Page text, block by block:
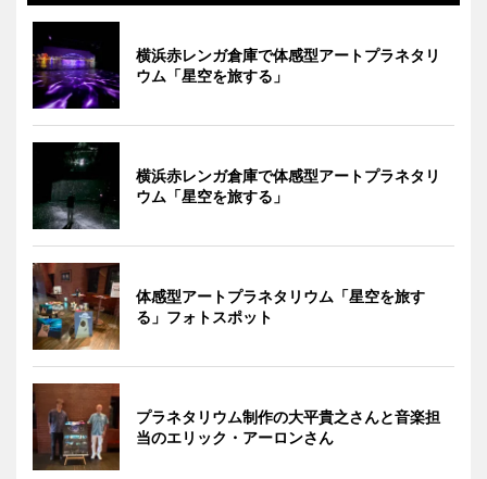
横浜赤レンガ倉庫で体感型アートプラネタリ
ウム「星空を旅する」
横浜赤レンガ倉庫で体感型アートプラネタリ
ウム「星空を旅する」
体感型アートプラネタリウム「星空を旅す
る」フォトスポット
プラネタリウム制作の大平貴之さんと音楽担
当のエリック・アーロンさん